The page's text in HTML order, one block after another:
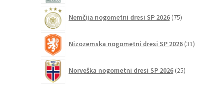
Nemčija nogometni dresi SP 2026 75izdelkov
Nizozemska nogometni dresi SP 2026 31izdelkov
Norveška nogometni dresi SP 2026 25izdelkov